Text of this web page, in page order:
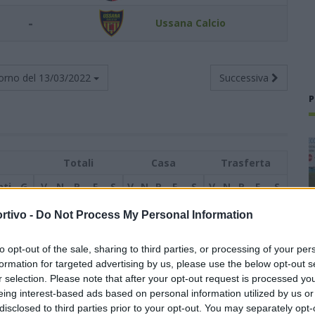
- Do Not Process My Personal Information
opt-out of the sale, sharing to third parties, or processing of your
for targeted advertising by us, please use the below opt-out
selection. Please note that after your opt-out request is processed
interest-based ads based on personal information utilized by us
to third parties prior to your opt-out. You may separately
- Ussana Calcio
del 13/03/2022 Successiva
Totali Casa
Trasferta
G V N P F S V N P F S V N P F S
17 13 1 3 44 15 7 1 0 24 7 6 0 3 20
17 10 4 3 37 27 6 2 0 16 9 4 2 3 21 18
18 5 38 6 21 10 3 17 16